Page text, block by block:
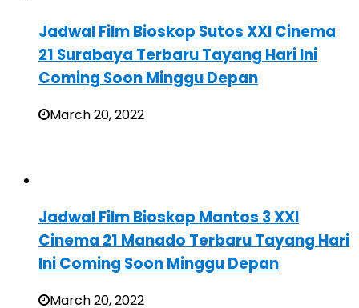
Jadwal Film Bioskop Sutos XXI Cinema
21 Surabaya Terbaru Tayang Hari Ini
Coming Soon Minggu Depan
March 20, 2022
Jadwal Film Bioskop Mantos 3 XXI
Cinema 21 Manado Terbaru Tayang Hari
Ini Coming Soon Minggu Depan
March 20, 2022